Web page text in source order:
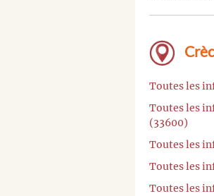
Toutes les
Toutes les
(33600)
Toutes les
Toutes les
Toutes les